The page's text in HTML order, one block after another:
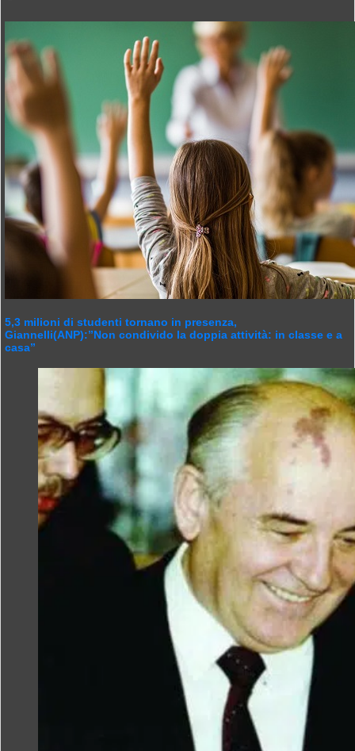
5,3 milioni di studenti tornano in presenza,
Giannelli(ANP):”Non condivido la doppia attività: in classe e a
casa”